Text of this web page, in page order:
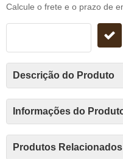
Calcule o frete e o prazo de
Descrição do Produto
Informações do
Produtos Relacionados